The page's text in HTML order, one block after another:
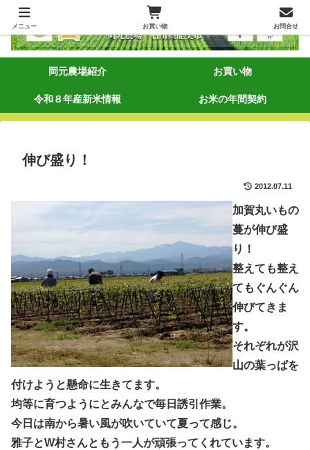
岡元農場紹介 お買い物
令和８年産新米情報 お米の年間契約
伸び盛り！
2012.07.11
加賀丸いもの
蔓が伸び盛
り！
整えても整え
てもぐんぐん
伸びてきま
す。
それぞれが沢
山の葉っぱを
付けようと懸命に生きてます。
均等に育つようにとみんなで毎日誘引作業。
今日は南から暑い風が吹いていて夏って感じ。
雅子とW村さんともう一人が頑張ってくれています。
メニュー お買い物 お問合せ